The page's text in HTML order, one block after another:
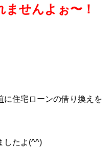
ませんよぉ〜！
に住宅ローンの借り換えを
したよ(^^)